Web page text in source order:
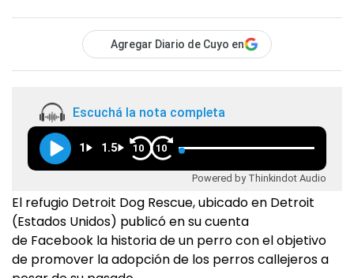
Agregar Diario de Cuyo en
Escuchá la nota completa
1 1.5 10 10
Powered by Thinkindot Audio
El refugio Detroit Dog Rescue, ubicado en Detroit
(Estados Unidos) publicó en su cuenta
de Facebook la historia de un perro con el objetivo
de promover la adopción de los perros callejeros a